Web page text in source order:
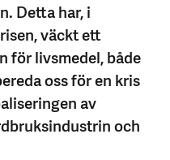
Detta har, i
väckt ett
för livsmedel, både
oss för en kris
av
och